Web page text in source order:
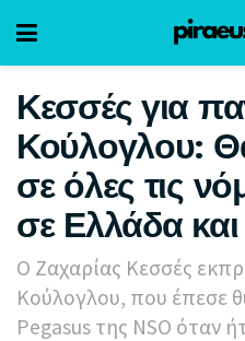
Κεσσές για
Κούλογλου:
σε όλες τις
σε Ελλάδα και
Ο Ζαχαρίας Κεσσές
Κούλογλου, που έπεσε
Pegasus της NSO όταν